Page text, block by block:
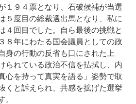
１９４票となり、石破候補が当選
５度目の総裁選出馬となり、私に
４回目でした。自ら最後の挑戦と
８年にわたる国会議員としての政
身の行動の反省も口にされた上
られている政治不信を払拭し、内
心を持って真実を語る」姿勢で取
くと訴えられ、共感を拡げた選挙
。